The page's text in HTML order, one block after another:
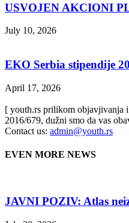
USVOJEN AKCIONI
July 10, 2026
EKO Serbia stipendije
April 17, 2026
[ youth.rs prilikom objavjivanja
2016/679, dužni smo da vas
Contact us: admin@youth.rs
EVEN MORE NEWS
JAVNI POZIV: Atlas